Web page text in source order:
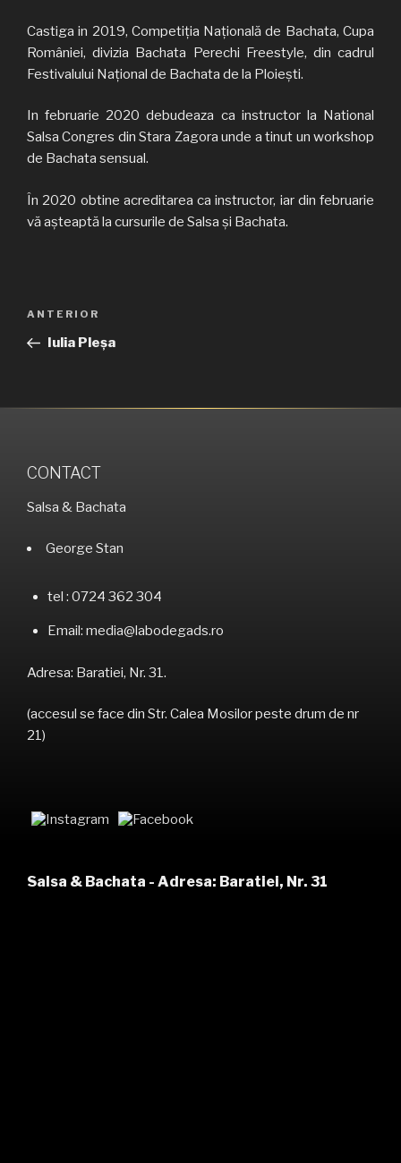
Castiga in 2019, Competiția Națională de Bachata, Cupa
României, divizia Bachata Perechi Freestyle, din cadrul
Festivalului Național de Bachata de la Ploiești.
In februarie 2020 debudeaza ca instructor la National
Salsa Congres din Stara Zagora unde a tinut un workshop
de Bachata sensual.
În 2020 obtine acreditarea ca instructor, iar din februarie
vă așteaptă la cursurile de Salsa și Bachata.
articole
Articolul
anterior
ANTERIOR
Iulia Pleșa
CONTACT
Salsa & Bachata
George Stan
tel : 0724 362 304
Email: media@labodegads.ro
Adresa: Baratiei, Nr. 31.
(accesul se face din Str. Calea Mosilor peste drum de nr
21)
Salsa & Bachata - Adresa: Baratiei, Nr. 31